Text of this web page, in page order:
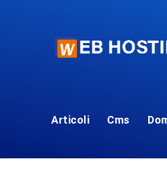
Articoli Cms